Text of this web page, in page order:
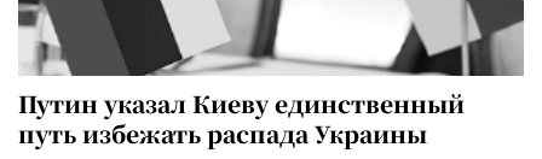
Путин указал Киеву единственный
путь избежать распада Украины